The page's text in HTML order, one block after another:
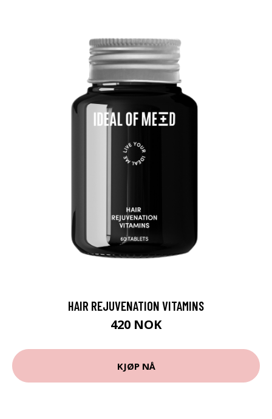
HAIR REJUVENATION VITAMINS
420 NOK
KJØP NÅ